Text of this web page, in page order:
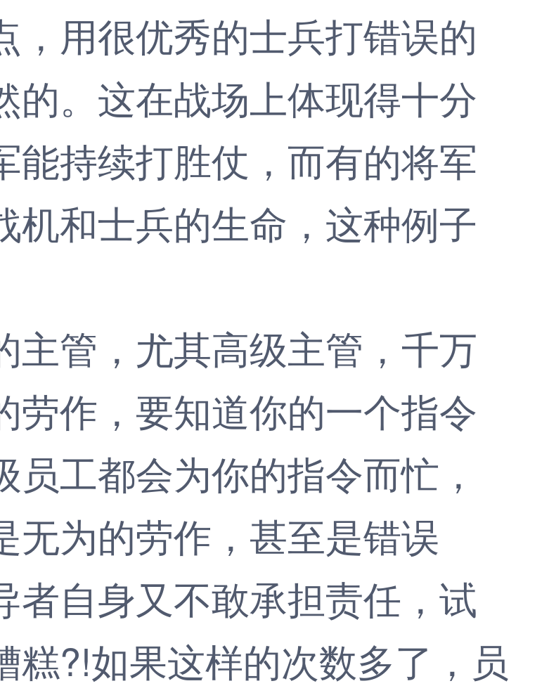
，用很优秀的士兵打错误的
的。这在战场上体现得十分
能持续打胜仗，而有的将军
机和士兵的生命，这种例子
管，尤其高级主管，千万
劳作，要知道你的一个指令
工都会为你的指令而忙，
无为的劳作，甚至是错误
者自身又不敢承担责任，试
糕?!如果这样的次数多了，员